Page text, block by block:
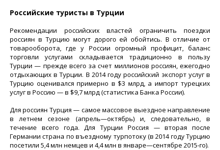
Российские туристы в Турции
Рекомендации российских властей ограничить поездки
россиян в Турцию могут дорого ей обойтись. В отличие от
товарооборота, где у России огромный профицит, баланс
торговли услугами складывается традиционно в пользу
Турции — прежде всего за счет миллионов россиян, ежегодно
отдыхающих в Турции. В 2014 году российский экспорт услуг в
Турцию оценивался примерно в $3 млрд, а импорт турецких
услуг в Россию — в $9,7 млрд (статистика Банка России).
Для россиян Турция — самое массовое выездное направление
в летнем сезоне (апрель—октябрь) и, следовательно, в
течение всего года. Для Турции Россия — вторая после
Германии страна по въездному турпотоку (в 2014 году Турцию
посетили 5,4 млн немцев и 4,4 млн в январе—сентябре 2015-го).